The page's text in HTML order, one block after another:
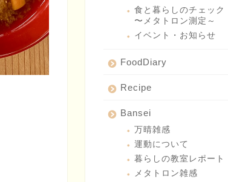
食と暮らしのチェック
〜メタトロン測定～
イベント・お知らせ
FoodDiary
Recipe
Bansei
万晴雑感
運動について
暮らしの教室レポート
メタトロン雑感